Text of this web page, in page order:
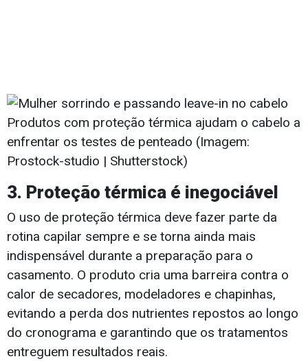
Produtos com proteção térmica ajudam o cabelo a
enfrentar os testes de penteado (Imagem:
Prostock-studio | Shutterstock)
3. Proteção térmica é inegociável
O uso de proteção térmica deve fazer parte da
rotina capilar sempre e se torna ainda mais
indispensável durante a preparação para o
casamento. O produto cria uma barreira contra o
calor de secadores, modeladores e chapinhas,
evitando a perda dos nutrientes repostos ao longo
do cronograma e garantindo que os tratamentos
entreguem resultados reais.